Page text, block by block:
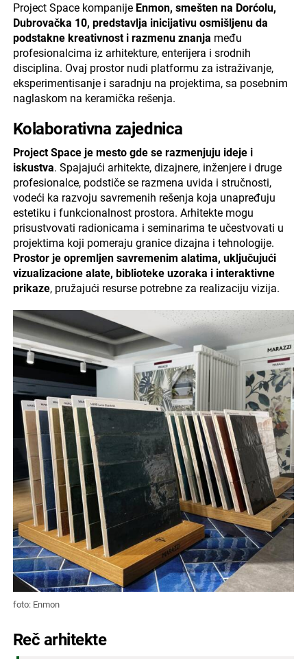
Project Space kompanije Enmon, smešten na Dorćolu,
Dubrovačka 10, predstavlja inicijativu osmišljenu da
podstakne kreativnost i razmenu znanja među
profesionalcima iz arhitekture, enterijera i srodnih
disciplina. Ovaj prostor nudi platformu za istraživanje,
eksperimentisanje i saradnju na projektima, sa posebnim
naglaskom na keramička rešenja.
Kolaborativna zajednica
Project Space je mesto gde se razmenjuju ideje i
iskustva. Spajajući arhitekte, dizajnere, inženjere i druge
profesionalce, podstiče se razmena uvida i stručnosti,
vodeći ka razvoju savremenih rešenja koja unapređuju
estetiku i funkcionalnost prostora. Arhitekte mogu
prisustvovati radionicama i seminarima te učestvovati u
projektima koji pomeraju granice dizajna i tehnologije.
Prostor je opremljen savremenim alatima, uključujući
vizualizacione alate, biblioteke uzoraka i interaktivne
prikaze, pružajući resurse potrebne za realizaciju vizija.
foto: Enmon
Reč arhitekte